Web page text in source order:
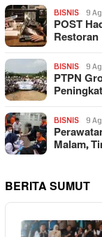
BISNIS 9
POST
Restoran
BISNIS 9
PTPN
BISNIS 9
Malam,
BERITA SUMUT